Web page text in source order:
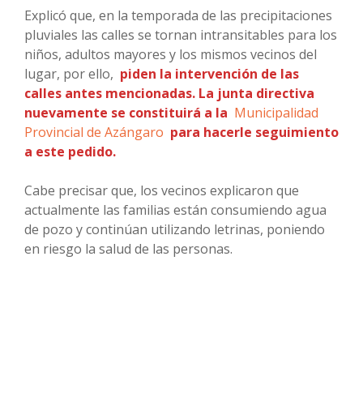
Explicó que, en la temporada de las precipitaciones
pluviales las calles se tornan intransitables para los
niños, adultos mayores y los mismos vecinos del
lugar, por ello, piden la intervención de las
calles antes mencionadas. La junta directiva
nuevamente se constituirá a la Municipalidad
Provincial de Azángaro para hacerle seguimiento
a este pedido.
Cabe precisar que, los vecinos explicaron que
actualmente las familias están consumiendo agua
de pozo y continúan utilizando letrinas, poniendo
en riesgo la salud de las personas.